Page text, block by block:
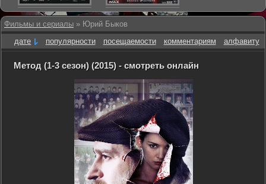
Фильмы и сериалы » Юрий Быков
дате
популярности посещаемости комментариям алфавиту
Метод (1-3 сезон) (2015) - смотреть онлайн